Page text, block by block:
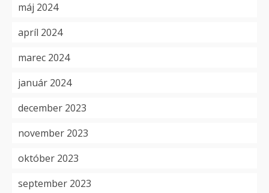
máj 2024
apríl 2024
marec 2024
január 2024
december 2023
november 2023
október 2023
september 2023